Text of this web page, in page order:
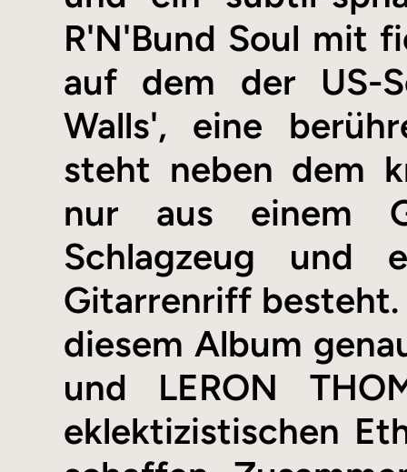
R'N'Bund Soul mit
auf dem der US-
Walls', eine
steht neben dem
nur aus einem
Schlagzeug und
Gitarrenriff besteht.
diesem Album
und LERON
eklektizistischen